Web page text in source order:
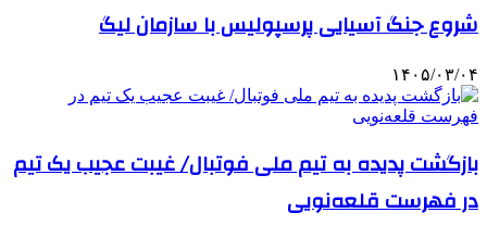
شروع جنگ آسیایی پرسپولیس با سازمان لیگ
۱۴۰۵/۰۳/۰۴
بازگشت پدیده به تیم ملی فوتبال/ غیبت عجیب یک تیم
در فهرست قلعه‌نویی